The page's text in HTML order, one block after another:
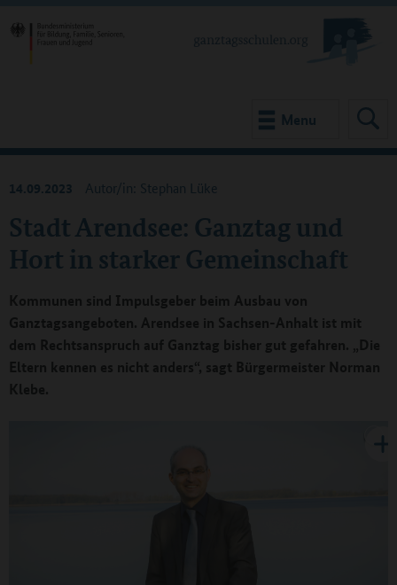
Menu
Stadt Arendsee: Ganztag und
Hort in starker Gemeinschaft
14.09.2023 Autor/in: Stephan Lüke
Kommunen sind Impulsgeber beim Ausbau von
Ganztagsangeboten. Arendsee in Sachsen-Anhalt ist mit
dem Rechtsanspruch auf Ganztag bisher gut gefahren. „Die
Eltern kennen es nicht anders“, sagt Bürgermeister Norman
Klebe.